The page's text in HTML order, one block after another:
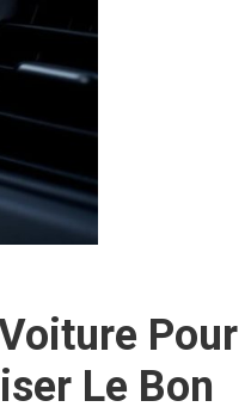
Pour
Le Bon